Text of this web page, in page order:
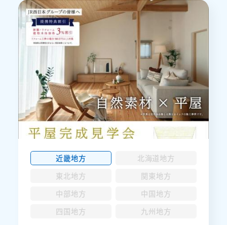
近畿地方
北海道地方
東北地方
関東地方
中部地方
中国地方
四国地方
九州地方